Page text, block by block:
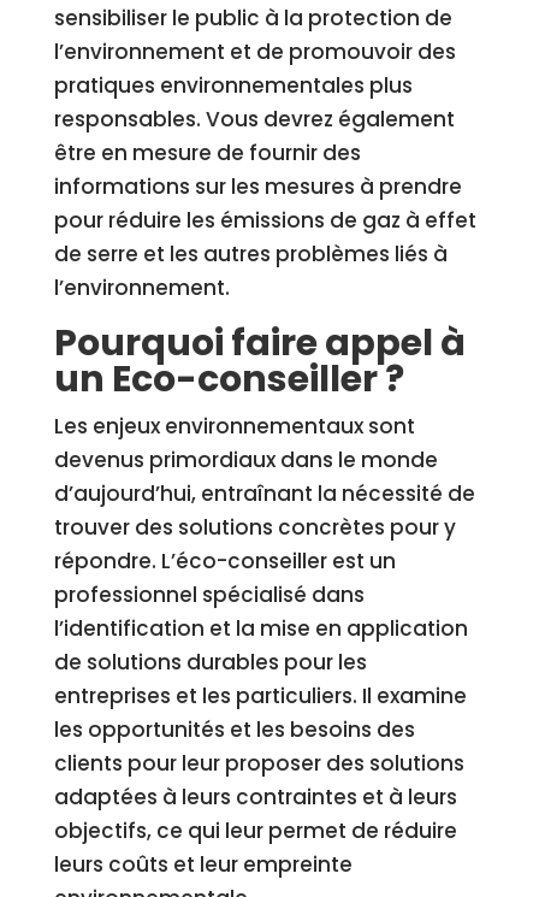
sensibiliser le public à la protection de
l’environnement et de promouvoir des
pratiques environnementales plus
responsables. Vous devrez également
être en mesure de fournir des
informations sur les mesures à prendre
pour réduire les émissions de gaz à effet
de serre et les autres problèmes liés à
l’environnement.
Pourquoi faire appel à
un Eco-conseiller ?
Les enjeux environnementaux sont
devenus primordiaux dans le monde
d’aujourd’hui, entraînant la nécessité de
trouver des solutions concrètes pour y
répondre. L’éco-conseiller est un
professionnel spécialisé dans
l’identification et la mise en application
de solutions durables pour les
entreprises et les particuliers. Il examine
les opportunités et les besoins des
clients pour leur proposer des solutions
adaptées à leurs contraintes et à leurs
objectifs, ce qui leur permet de réduire
leurs coûts et leur empreinte